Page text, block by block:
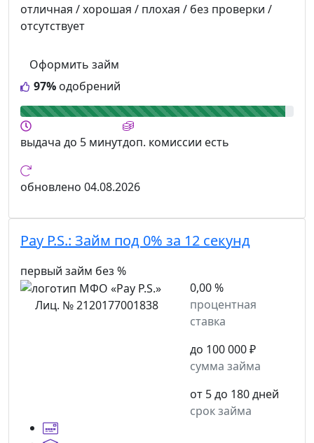
97% одобрений
Оформить займ
отличная / хорошая / плохая / без проверки /
отсутствует
выдача до 5 минутдоп. комиссии есть
обновлено 04.08.2026
Pay P.S.: Займ под 0% за 12 секунд
первый займ без %
Лиц. № 2120177001838
0,00 %
процентная
ставка
до 100 000 ₽
сумма займа
от 5 до 180 дней
срок займа